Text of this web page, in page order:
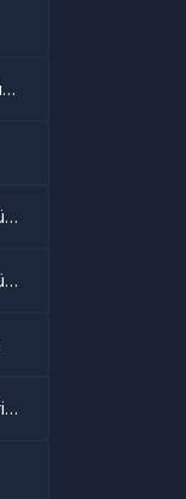
WebP'den JPG'ye dönüştürücü
PNG'den JPG'ye dönüştürücü
JPG'den PNG'ye dönüştürücü
YouTube Küçük Resim İndiricisi